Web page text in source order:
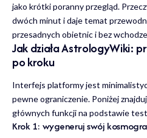
jako krótki poranny przegląd.
dwóch minut i daje temat
przesadnych obietnic i bez
Jak działa AstrologyWiki:
po kroku
Interfejs platformy jest
pewne ograniczenie. Poniżej
głównych funkcji na podstawie
Krok 1: wygeneruj swój